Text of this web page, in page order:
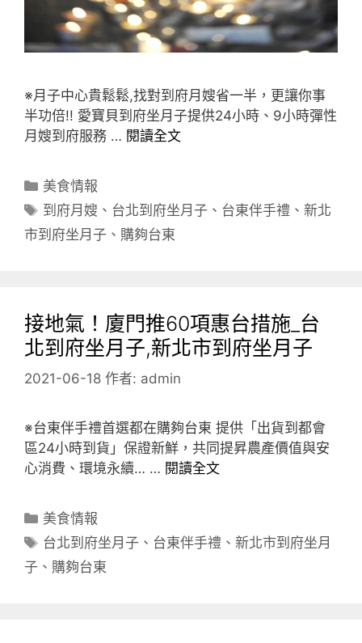
※月子中心貴鬆鬆,找對到府月嫂省一半，更讓你事
半功倍!! 愛寶貝到府坐月子提供24小時、9小時彈性
月嫂到府服務 … 閱讀全文
分
類
美食情報
標
籤
到府月嫂 、 台北到府坐月子 、 台東伴手禮 、新北
市到府坐月子 、 購夠台東
接地氣！廈門推60項惠台措施_台
北到府坐月子,新北市到府坐月子
2021-06-18 作者: admin
※台東伴手禮首選都在購夠台東 提供「出貨到都會
區24小時到貨」保證新鮮，共同提昇農產價值與安
心消費、環境永續… … 閱讀全文
分
類
美食情報
標
籤
台北到府坐月子 、 台東伴手禮 、新北市到府坐月
子 、 購夠台東